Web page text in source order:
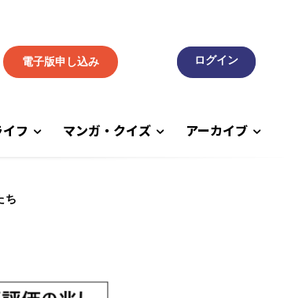
電子版申し込み
イフ マンガ・クイズ アーカイブ
ち